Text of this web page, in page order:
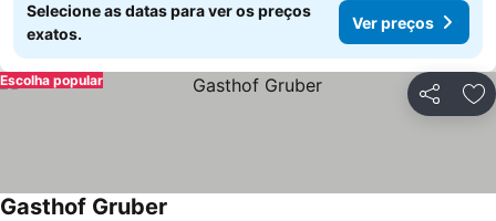
Selecione as datas para ver os preços
exatos.
Ver preços
Partilhar
Escolha popular
Gasthof Gruber